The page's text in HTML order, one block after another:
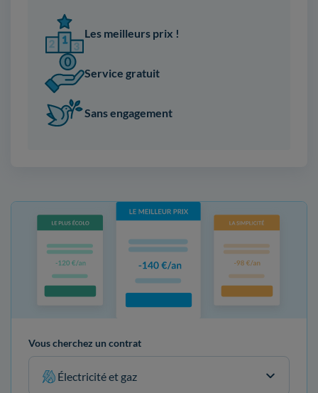
Les meilleurs prix !
Service gratuit
Sans engagement
Vous cherchez un contrat
Électricité et gaz